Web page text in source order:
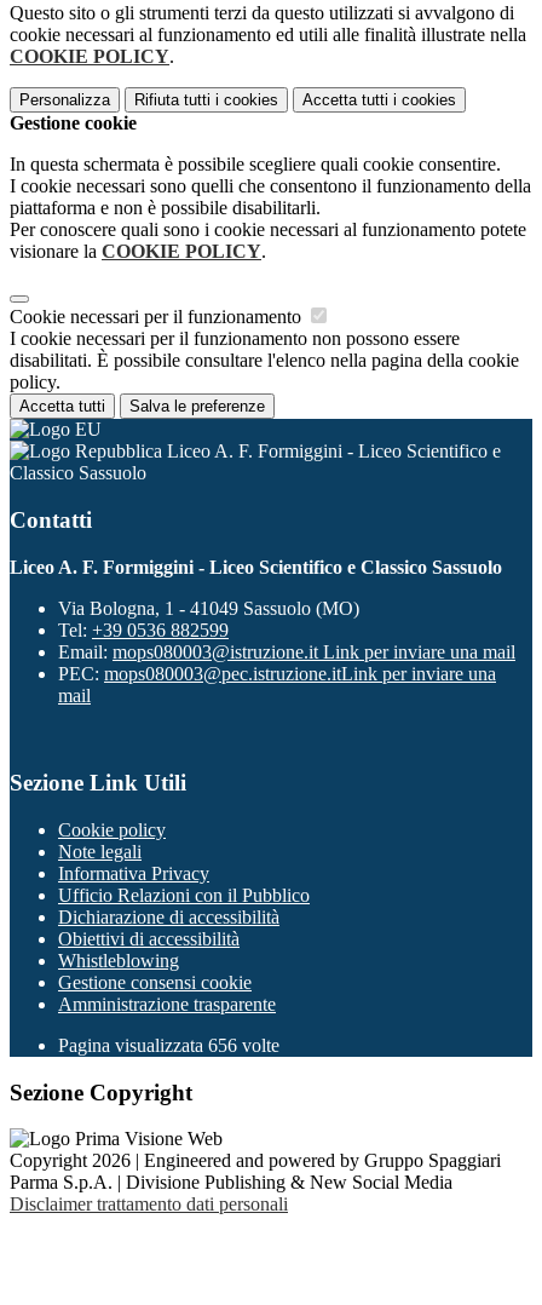
Questo sito o gli strumenti terzi da questo utilizzati si avvalgono di
cookie necessari al funzionamento ed utili alle finalità illustrate nella
COOKIE POLICY.
Personalizza Rifiuta tutti i cookies Accetta tutti i cookies
Gestione cookie
In questa schermata è possibile scegliere quali cookie consentire.
I cookie necessari sono quelli che consentono il funzionamento della
piattaforma e non è possibile disabilitarli.
Per conoscere quali sono i cookie necessari al funzionamento potete
visionare la COOKIE POLICY.
Cookie necessari per il funzionamento
I cookie necessari per il funzionamento non possono essere
disabilitati. È possibile consultare l'elenco nella pagina della cookie
policy.
Accetta tutti Salva le preferenze
Liceo A. F. Formiggini - Liceo Scientifico e
Classico Sassuolo
Contatti
Liceo A. F. Formiggini - Liceo Scientifico e Classico Sassuolo
Via Bologna, 1 - 41049 Sassuolo (MO)
Tel: +39 0536 882599
Email: mops080003@istruzione.it Link per inviare una mail
PEC: mops080003@pec.istruzione.itLink per inviare una
mail
Sezione Link Utili
Cookie policy
Note legali
Informativa Privacy
Ufficio Relazioni con il Pubblico
Dichiarazione di accessibilità
Obiettivi di accessibilità
Whistleblowing
Gestione consensi cookie
Amministrazione trasparente
Pagina visualizzata 656 volte
Sezione Copyright
Copyright 2026 | Engineered and powered by Gruppo Spaggiari
Parma S.p.A. | Divisione Publishing & New Social Media
Disclaimer trattamento dati personali